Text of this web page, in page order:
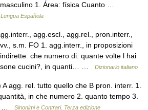
1. Área: física Cuanto …
Española
agg.escl., agg.rel., pron.interr.,
s.m. FO 1. agg.interr., in proposizioni
che numero di: quante volte l hai
cucini?, in quanti… …
Dizionario italiano
agg. rel. tutto quello che B pron. interr. 1.
in che numero 2. quanto tempo 3.
…
Sinonimi e Contrari. Terza edizione